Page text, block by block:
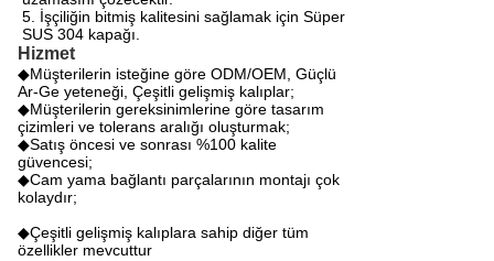
5. İşçiliğin bitmiş kalitesini sağlamak için Süper
SUS 304 kapağı.
Hizmet
◆Müşterilerin isteğine göre ODM/OEM, Güçlü
Ar-Ge yeteneği, Çeşitli gelişmiş kalıplar;
◆Müşterilerin gereksinimlerine göre tasarım
çizimleri ve tolerans aralığı oluşturmak;
◆Satış öncesi ve sonrası %100 kalite
güvencesi;
◆Cam yama bağlantı parçalarının montajı çok
kolaydır;
◆Çeşitli gelişmiş kalıplara sahip diğer tüm
özellikler mevcuttur